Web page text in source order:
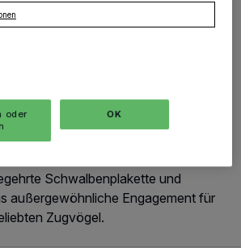
überreicht begehrte
für den
für den Rhein-Kreis
als „Schwalbenfreundliches
worden. Die NABU Gruppe
Schwalbenplakette und
außergewöhnliche Engagement für
Zugvögel.
oder
OK